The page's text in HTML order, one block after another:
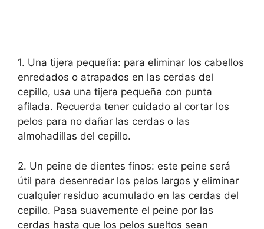
1. Una tijera pequeña: para eliminar los cabellos
enredados o atrapados en las cerdas del
cepillo, usa una tijera pequeña con punta
afilada. Recuerda tener cuidado al cortar los
pelos para no dañar las cerdas o las
almohadillas del cepillo.
2. Un peine de dientes finos: este peine será
útil para desenredar los pelos largos y eliminar
cualquier residuo acumulado en las cerdas del
cepillo. Pasa suavemente el peine por las
cerdas hasta que los pelos sueltos sean